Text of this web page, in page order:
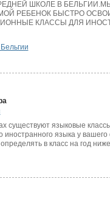
ШКОЛЕ В
РЕБЕНОК БЫСТРО
КЛАССЫ ДЛЯ
существуют языковые
иностранного языка у
определять в класс на год